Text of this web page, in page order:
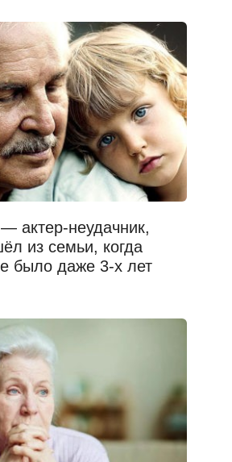
актер-неудачник,
из семьи, когда
было даже 3-х лет